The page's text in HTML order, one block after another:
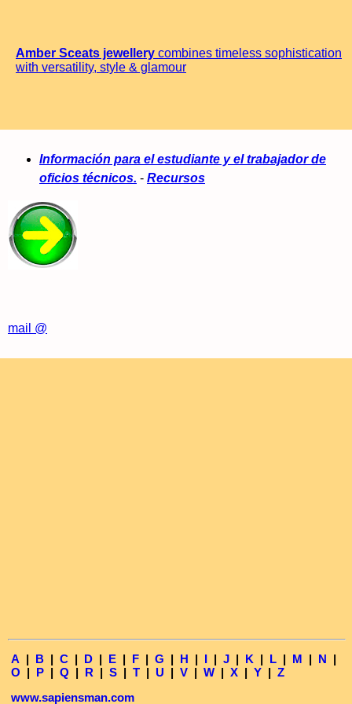
Amber Sceats jewellery combines timeless sophistication
with versatility, style & glamour
Información para el estudiante y el trabajador de
oficios técnicos. - Recursos
mail @
A | B | C | D | E | F | G | H | I | J | K | L | M | N |
O | P | Q | R | S | T | U | V | W | X | Y | Z
www.sapiensman.com